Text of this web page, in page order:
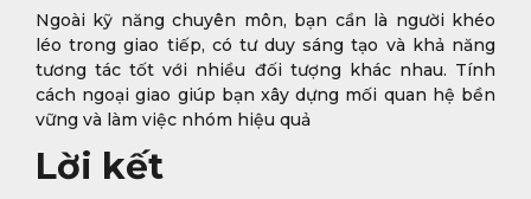
Ngoài kỹ năng chuyên môn, bạn cần là người khéo
léo trong giao tiếp, có tư duy sáng tạo và khả năng
tương tác tốt với nhiều đối tượng khác nhau. Tính
cách ngoại giao giúp bạn xây dựng mối quan hệ bền
vững và làm việc nhóm hiệu quả
Lời kết